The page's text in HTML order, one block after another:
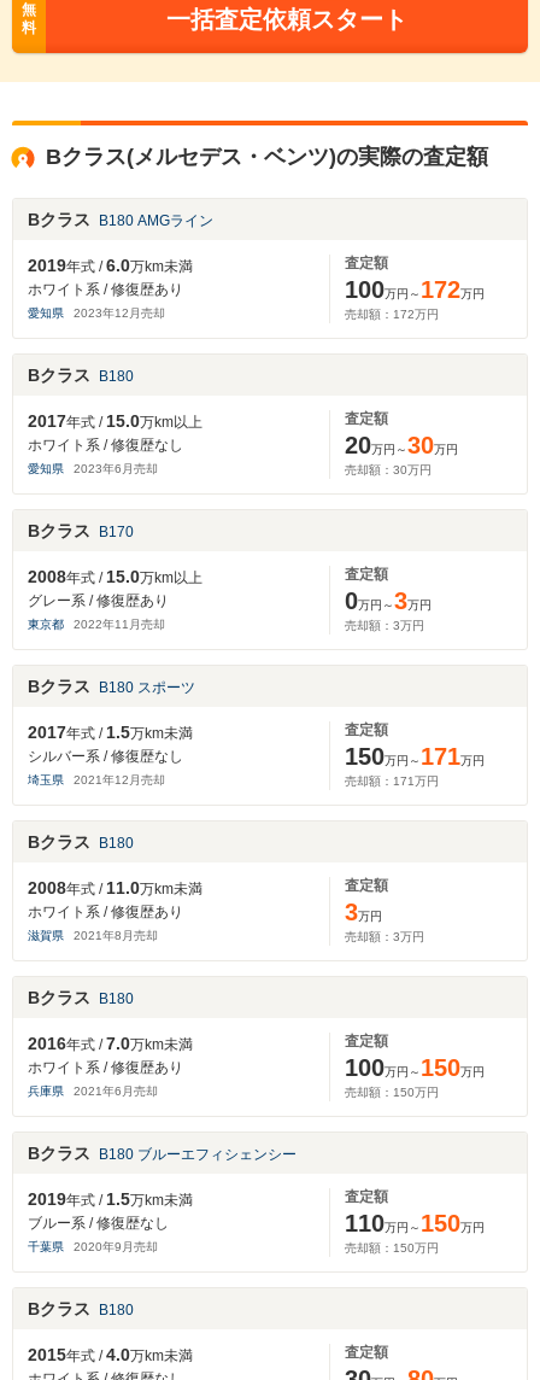
無
料
一括査定依頼スタート
Bクラス(メルセデス・ベンツ)の実際の査定額
Bクラス B180 AMGライン
2019年式 /6.0万km未満
ホワイト系 / 修復歴あり
愛知県 2023年12 月売却
査定額
100万円～ 172万円
売却額： 172万円
Bクラス B180
2017年式 /15.0万km以上
ホワイト系 / 修復歴なし
愛知県 2023年6 月売却
査定額
20万円～30万円
売却額： 30万円
Bクラス B170
2008年式 /15.0万km以上
グレー系 / 修復歴あり
東京都 2022年11 月売却
査定額
0万円～3万円
売却額： 3万円
Bクラス B180 スポーツ
2017年式 /1.5万km未満
シルバー系 / 修復歴なし
埼玉県 2021年12 月売却
査定額
150万円～ 171万円
売却額： 171万円
Bクラス B180
2008年式 /11.0万km未満
ホワイト系 / 修復歴あり
滋賀県 2021年8 月売却
査定額
3万円
売却額： 3万円
Bクラス B180
2016年式 /7.0万km未満
ホワイト系 / 修復歴あり
兵庫県 2021年6 月売却
査定額
100万円～ 150万円
売却額： 150万円
Bクラス B180 ブルーエフィシェンシー
2019年式 /1.5万km未満
ブルー系 / 修復歴なし
千葉県 2020年9 月売却
査定額
110万円～ 150万円
売却額： 150万円
Bクラス B180
2015年式 /4.0万km未満
査定額